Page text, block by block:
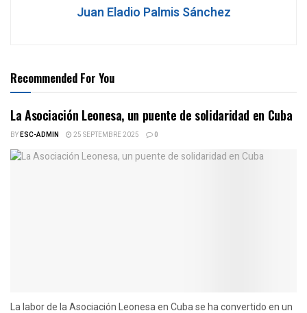
Juan Eladio Palmis Sánchez
Recommended For You
La Asociación Leonesa, un puente de solidaridad en Cuba
BYESC-ADMIN 25 SEPTEMBRE 2025 0
La labor de la Asociación Leonesa en Cuba se ha convertido en un